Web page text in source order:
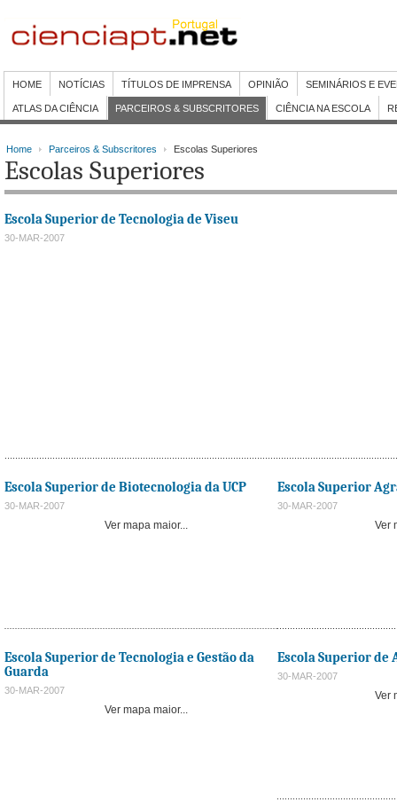
HOME NOTÍCIAS TÍTULOS DE IMPRENSA OPINIÃO SEMINÁRIOS E
ATLAS DA CIÊNCIA PARCEIROS & SUBSCRITORES CIÊNCIA NA ESCOLA
Home Parceiros & Subscritores Escolas Superiores
Escolas Superiores
Escola Superior de Tecnologia de Viseu
30-MAR-2007
Escola Superior de Biotecnologia da UCP
30-MAR-2007
Ver mapa maior...
Escola Superior
30-MAR-2007
Ver
Escola Superior de Tecnologia e Gestão da
Guarda
30-MAR-2007
Ver mapa maior...
Escola Superior
30-MAR-2007
Ver